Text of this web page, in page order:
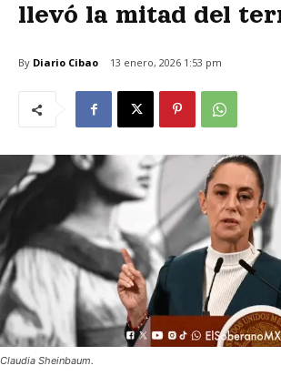
llevó la mitad del
By Diario Cibao 13 enero, 2026 1:53 pm
Claudia Sheinbaum.